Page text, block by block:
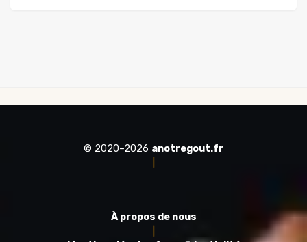
© 2020–2026 anotregout.fr
À propos de nous